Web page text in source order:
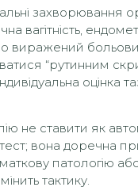
захворювання
вагітність,
виражений
“рутинним
оцінка
не ставити як
вона доречна
патологію
тактику.